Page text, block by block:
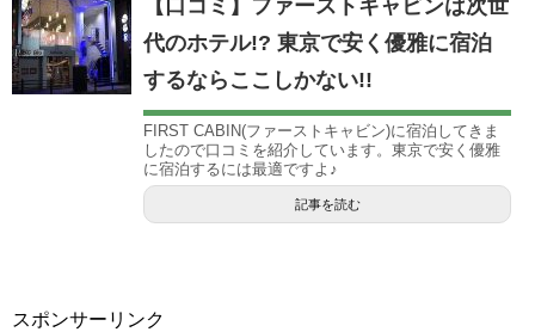
【口コミ】ファーストキャビンは次世
代のホテル!? 東京で安く優雅に宿泊
するならここしかない!!
FIRST CABIN(ファーストキャビン)に宿泊してきま
したので口コミを紹介しています。東京で安く優雅
に宿泊するには最適ですよ♪
記事を読む
スポンサーリンク